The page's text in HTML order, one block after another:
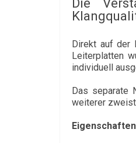
Direkt auf der
Leiterplatten
individuell
Das separate
weiterer